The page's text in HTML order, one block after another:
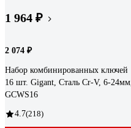
1 964 ₽
2 074 ₽
Набор комбинированных ключей
16 шт. Gigant, Сталь Cr-V, 6-24мм,
GCWS16
4.7(218)